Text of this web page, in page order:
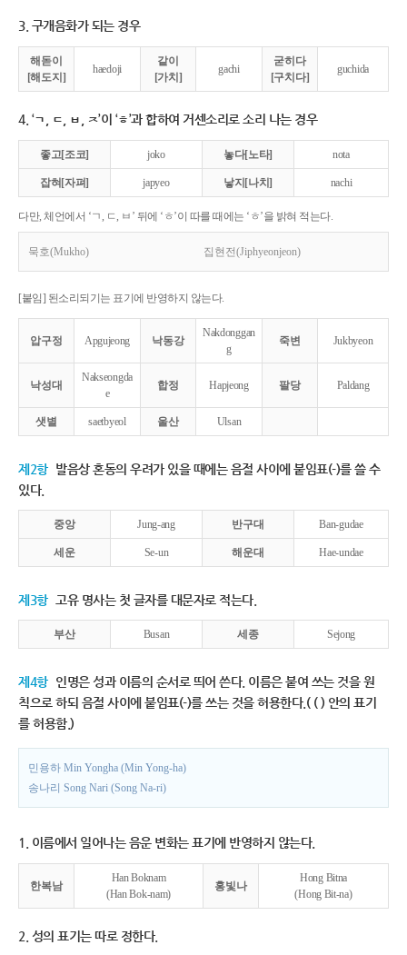
3. 구개음화가 되는 경우
해돋이
[해도지]
haedoji
같이
[가치]
gachi
굳히다
[구치다]
guchida
4. ‘ㄱ, ㄷ, ㅂ, ㅈ’이 ‘ㅎ’과 합하여 거센소리로 소리 나는 경우
좋고[조코] joko 놓다[노타] nota
잡혀[자펴] japyeo 낳지[나치] nachi
다만, 체언에서 ‘ㄱ, ㄷ, ㅂ’ 뒤에 ‘ㅎ’이 따를 때에는 ‘ㅎ’을 밝혀 적는다.
묵호(Mukho) 집현전(Jiphyeonjeon)
[붙임] 된소리되기는 표기에 반영하지 않는다.
압구정 Apgujeong 낙동강
Nakdonggan
g
죽변 Jukbyeon
낙성대
Nakseongda
e
합정 Hapjeong 팔당 Paldang
샛별 saetbyeol 울산 Ulsan
제2항 발음상 혼동의 우려가 있을 때에는 음절 사이에 붙임표(-)를 쓸 수
있다.
중앙 Jung-ang 반구대 Ban-gudae
세운 Se-un 해운대 Hae-undae
제3항 고유 명사는 첫 글자를 대문자로 적는다.
부산 Busan 세종 Sejong
제4항 인명은 성과 이름의 순서로 띄어 쓴다. 이름은 붙여 쓰는 것을 원
칙으로 하되 음절 사이에 붙임표(-)를 쓰는 것을 허용한다.( ( ) 안의 표기
를 허용함.)
민용하 Min Yongha (Min Yong-ha)
송나리 Song Nari (Song Na-ri)
1. 이름에서 일어나는 음운 변화는 표기에 반영하지 않는다.
한복남
Han Boknam
(Han Bok-nam)
홍빛나
Hong Bitna
(Hong Bit-na)
2. 성의 표기는 따로 정한다.